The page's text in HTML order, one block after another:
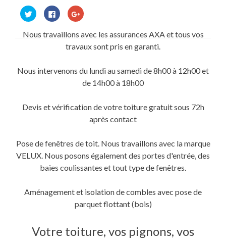
Cliquez
pour
partager
Twitter(ouvre
Cliquez
pour
partager
sur
Facebook(ouvre
dans
une
Cliquez
pour
Google+
dans
fenêtre)
Nous travaillons avec les assurances AXA et tous vos
travaux sont pris en garanti.
Nous intervenons du lundi au samedi de 8h00 à 12h00 et
de 14h00 à 18h00
Devis et vérification de votre toiture gratuit sous 72h
après contact
Pose de fenêtres de toit. Nous travaillons avec la marque
VELUX. Nous posons également des portes d'entrée, des
baies coulissantes et tout type de fenêtres.
Aménagement et isolation de combles avec pose de
parquet flottant (bois)
Votre toiture, vos pignons, vos